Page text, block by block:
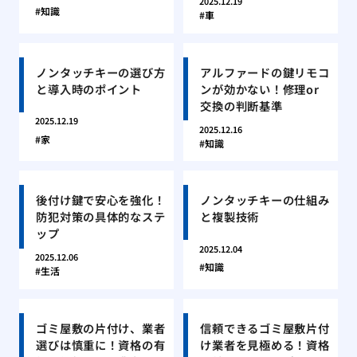
知識 車
ノンタッチキーの選び方
と導入時のポイント
2025.12.19
家
アルファードの鍵リモコ
ンが効かない！修理or
交換の判断基準
2025.12.16
知識
後付け鍵で安心を強化！
防犯対策の具体的なステ
ップ
2025.12.06
生活
ノンタッチキーの仕組み
と複製技術
2025.12.04
知識
ゴミ屋敷の片付け、業者
選びは慎重に！資格の有
信頼できるゴミ屋敷片付
け業者を見極める！資格